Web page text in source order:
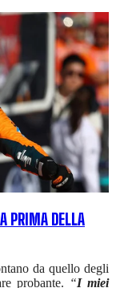
PRIMA DELLA
da quello degli
probante. “I miei